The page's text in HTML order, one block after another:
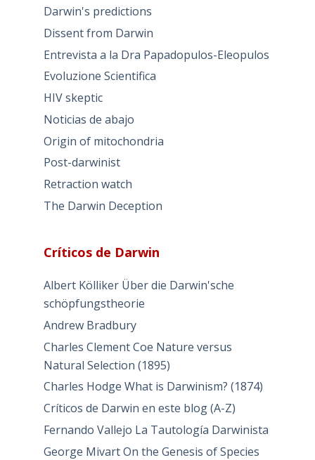
Darwin's predictions
Dissent from Darwin
Entrevista a la Dra Papadopulos-Eleopulos
Evoluzione Scientifica
HIV skeptic
Noticias de abajo
Origin of mitochondria
Post-darwinist
Retraction watch
The Darwin Deception
Críticos de Darwin
Albert Kölliker Über die Darwin'sche
schöpfungstheorie
Andrew Bradbury
Charles Clement Coe Nature versus
Natural Selection (1895)
Charles Hodge What is Darwinism? (1874)
Críticos de Darwin en este blog (A-Z)
Fernando Vallejo La Tautología Darwinista
George Mivart On the Genesis of Species